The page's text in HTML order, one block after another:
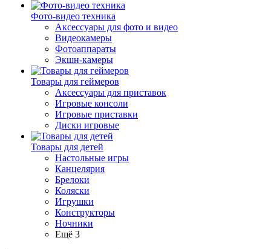
Фото-видео техника
Аксессуары для фото и видео
Видеокамеры
Фотоаппараты
Экшн-камеры
Товары для геймеров
Аксессуары для приставок
Игровые консоли
Игровые приставки
Диски игровые
Товары для детей
Настольные игры
Канцелярия
Брелоки
Коляски
Игрушки
Конструкторы
Ночники
Ещё 3